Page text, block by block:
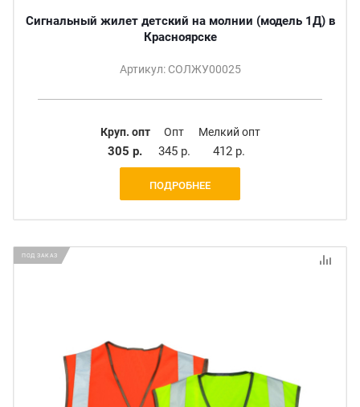
Сигнальный жилет детский на молнии (модель 1Д) в
Красноярске
Артикул: СОЛЖУ00025
Круп. опт
305 р.
Опт
345 р.
Мелкий опт
412 р.
ПОДРОБНЕЕ
ПОД ЗАКАЗ